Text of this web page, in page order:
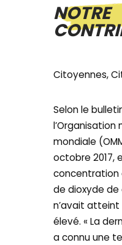
NOTRE
Citoyennes,
Selon le
mondiale
octobre 2017,
concentration
de dioxyde de
n’avait atteint
élevé. « La
a connu une